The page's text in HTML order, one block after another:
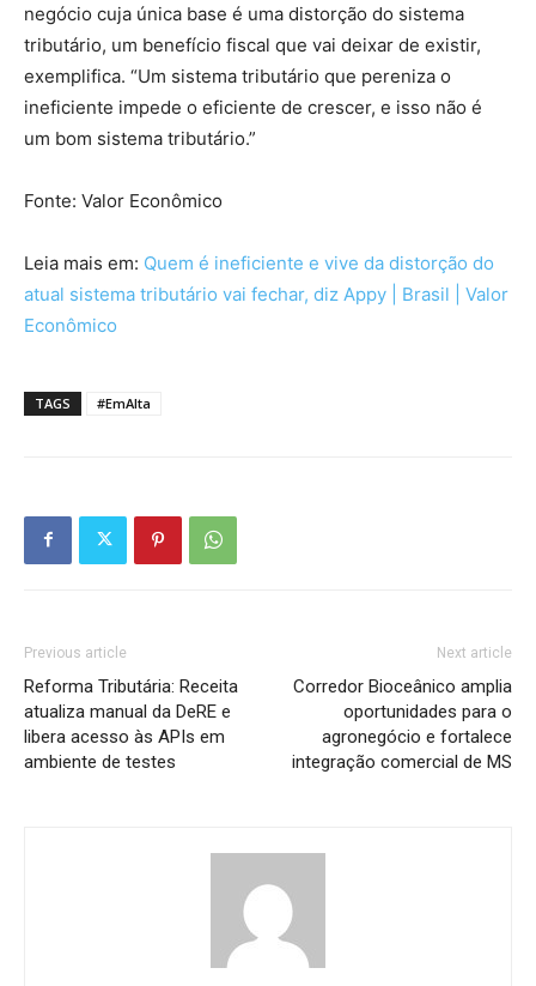
negócio cuja única base é uma distorção do sistema
tributário, um benefício fiscal que vai deixar de existir,
exemplifica. “Um sistema tributário que pereniza o
ineficiente impede o eficiente de crescer, e isso não é
um bom sistema tributário.”
Fonte: Valor Econômico
Leia mais em: Quem é ineficiente e vive da distorção do
atual sistema tributário vai fechar, diz Appy | Brasil | Valor
Econômico
TAGS #EmAlta
Previous article
Reforma Tributária: Receita
atualiza manual da DeRE e
libera acesso às APIs em
ambiente de testes
Next article
Corredor Bioceânico amplia
oportunidades para o
agronegócio e fortalece
integração comercial de MS